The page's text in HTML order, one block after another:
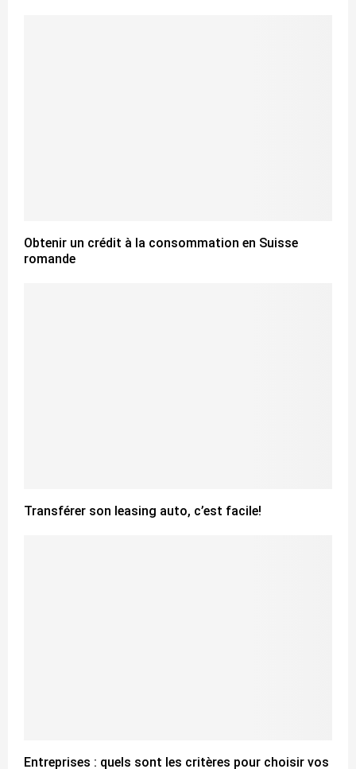
Obtenir un crédit à la consommation en Suisse
romande
Transférer son leasing auto, c’est facile!
Entreprises : quels sont les critères pour choisir vos